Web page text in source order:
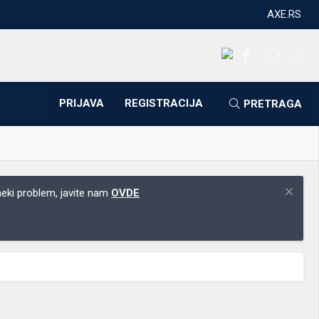
AXE.RS
PRIJAVA REGISTRACIJA PRETRAGA
problem, javite nam OVDE